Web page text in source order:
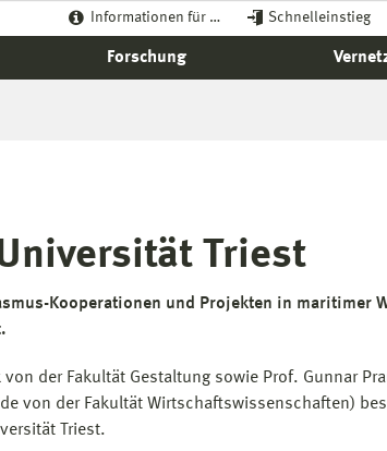
Informationen für … Schnelleinstieg
Forschung
Triest
Kooperationen und Projekten in maritimer
von der Fakultät Gestaltung sowie Prof. Gunnar
von der Fakultät Wirtschaftswissenschaften)
Triest.